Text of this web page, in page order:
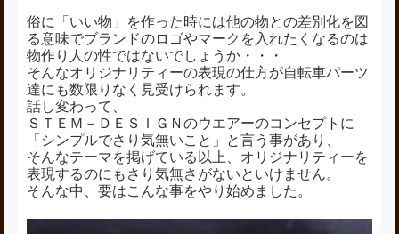
俗に「いい物」を作った時には他の物との差別化を図
る意味でブランドのロゴやマークを入れたくなるのは
物作り人の性ではないでしょうか・・・
そんなオリジナリティーの表現の仕方が自転車パーツ
達にも数限りなく見受けられます。
話し変わって、
ＳＴＥＭ－ＤＥＳＩＧＮのウエアーのコンセプトに
「シンプルでさり気無いこと」と言う事があり、
そんなテーマを掲げている以上、オリジナリティーを
表現するのにもさり気無さがないといけません。
そんな中、要はこんな事をやり始めました。